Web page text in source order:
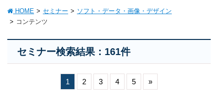
HOME セミナー
ソフト・データ・画像・デザイン
コンテンツ
セミナー検索結果：161件
1 2 3 4 5 »